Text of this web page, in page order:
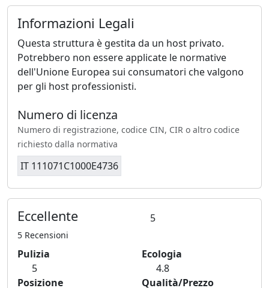
Informazioni Legali
Questa struttura è gestita da un host privato.
Potrebbero non essere applicate le normative
dell'Unione Europea sui consumatori che valgono
per gli host professionisti.
Numero di licenza
Numero di registrazione, codice CIN, CIR o altro codice
richiesto dalla normativa
IT 111071C1000E4736
Eccellente 5
5 Recensioni
Pulizia
5
Ecologia
4.8
Posizione
Qualità/Prezzo